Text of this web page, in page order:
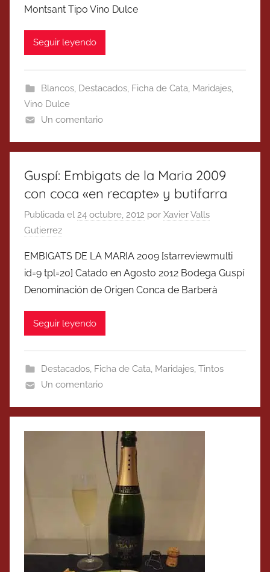
Montsant Tipo Vino Dulce
Seguir leyendo
Blancos, Destacados, Ficha de Cata, Maridajes,
Vino Dulce
Un comentario
Guspí: Embigats de la Maria 2009
con coca «en recapte» y butifarra
Publicada el 24 octubre, 2012 por Xavier Valls
Gutierrez
EMBIGATS DE LA MARIA 2009 [starreviewmulti
id=9 tpl=20] Catado en Agosto 2012 Bodega Guspí
Denominación de Origen Conca de Barberà
Seguir leyendo
Destacados, Ficha de Cata, Maridajes, Tintos
Un comentario